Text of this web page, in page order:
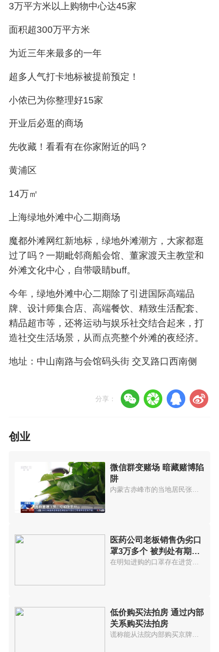
3万平方米以上购物中心达45家
面积超300万平方米
为近三年来最多的一年
超多人气打卡地标被提前预定！
小侬已为你整理好15家
开业后必逛的商场
先收藏！看看有在你家附近的吗？
黄浦区
14万㎡
上海绿地外滩中心二期商场
魔都外滩网红新地标，绿地外滩潮方，大家都逛
过了吗？一期毗邻商船会馆、董家渡天主教堂和
外滩文化中心，自带吸睛buff。
今年，绿地外滩中心二期除了引进国际高端品
牌、设计师集合店、高端餐饮、精致生活配套、
精品超市等，还将运动与娱乐社交结合起来，打
造社交生活场景，从而点亮整个外滩的夜经济。
地址：中山南路与会馆码头街 交叉路口西南侧
分享：
创业
微信群变赌场 暗藏赌博陷
阱
医药公司老板销售伪劣口
罩3万多个 被判处有期徒
刑7年
在明知进购的口罩存在进货渠道不...
低价购买法拍房 通过内部
关系购买法拍房